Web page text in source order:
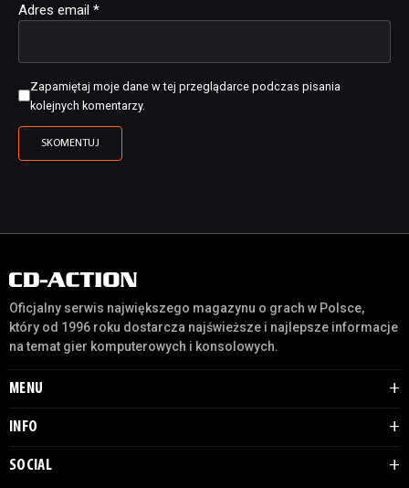
Adres email *
Zapamiętaj moje dane w tej przeglądarce podczas pisania
kolejnych komentarzy.
Oficjalny serwis największego magazynu o grach w Polsce,
który od 1996 roku dostarcza najświeższe i najlepsze informacje
na temat gier komputerowych i konsolowych.
MENU
INFO
SOCIAL